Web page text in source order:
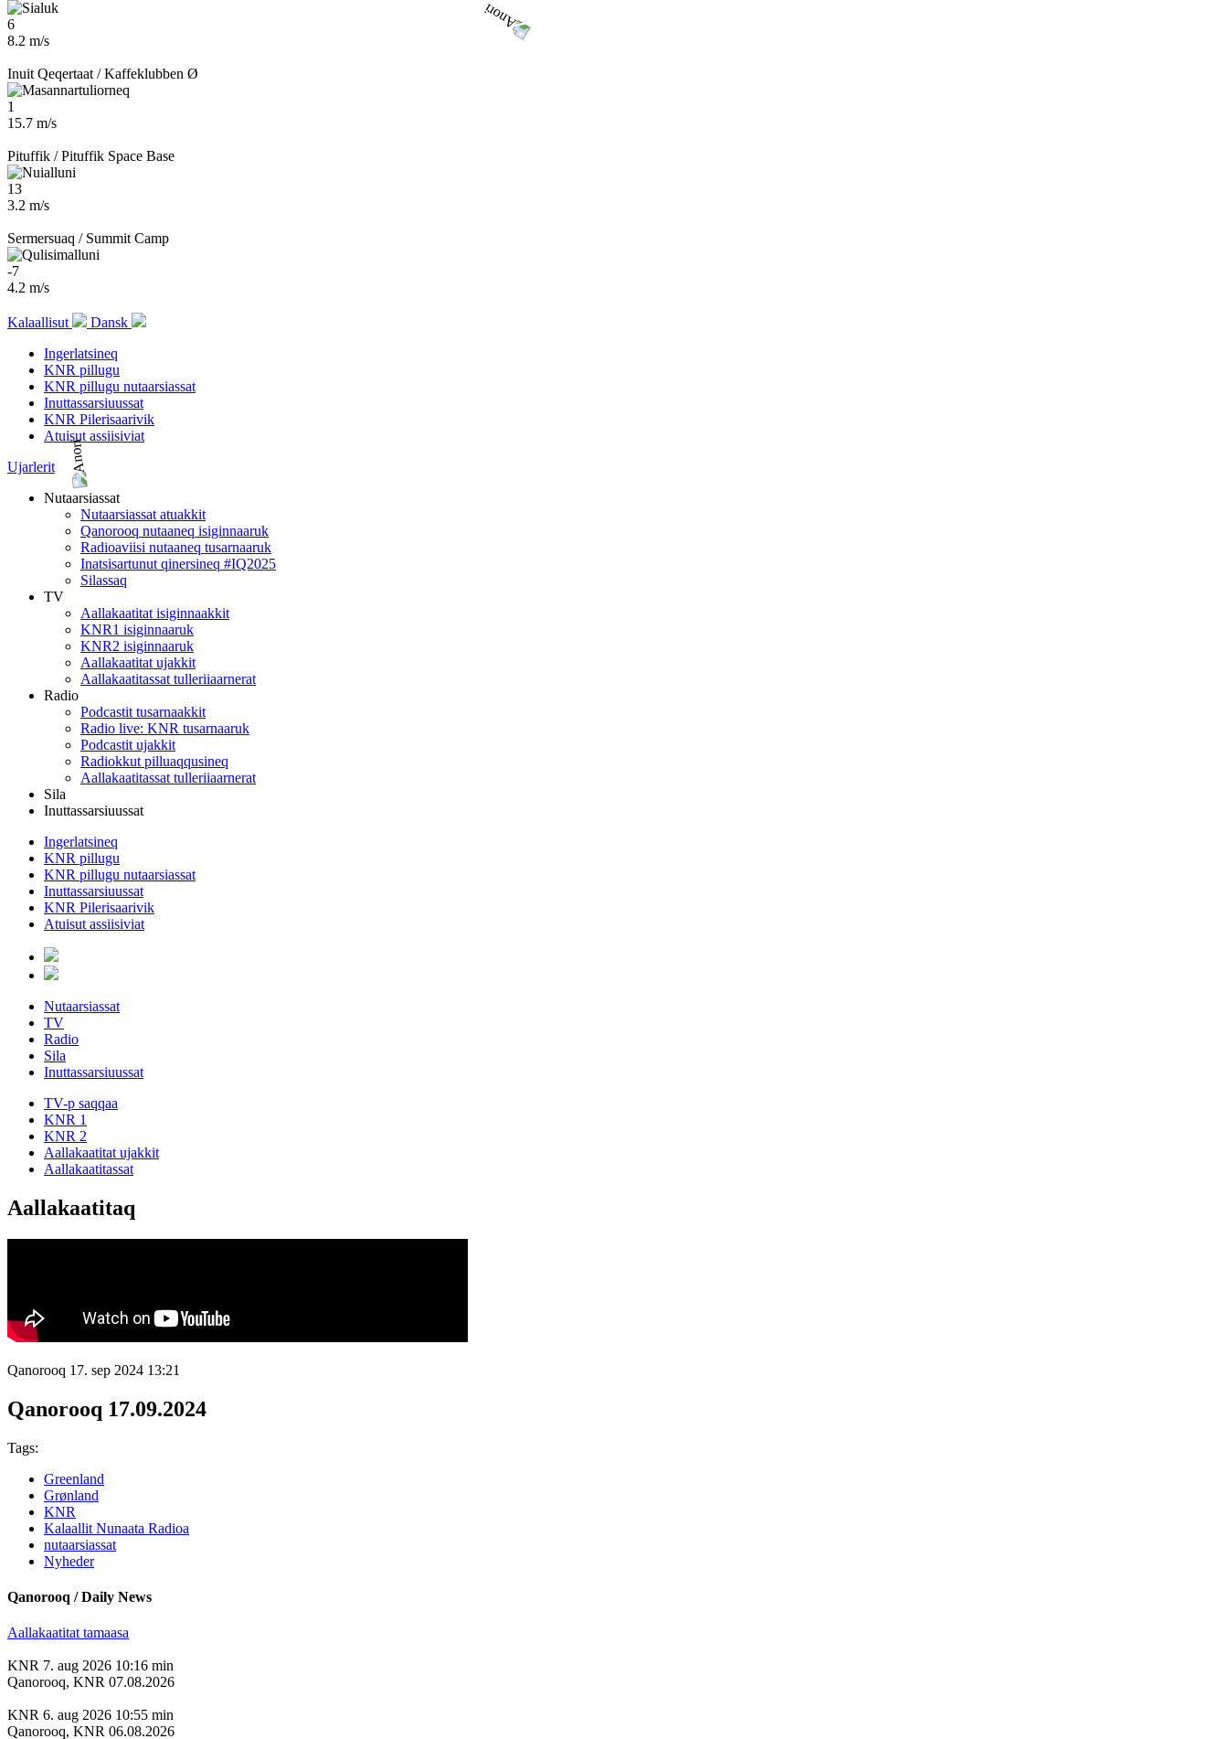
6
8.2 m/s
Inuit Qeqertaat / Kaffeklubben Ø
1
15.7 m/s
Pituffik / Pituffik Space Base
13
3.2 m/s
Sermersuaq / Summit Camp
-7
4.2 m/s
Kalaallisut
Dansk
Ingerlatsineq
KNR pillugu
KNR pillugu nutaarsiassat
Inuttassarsiuussat
KNR Pilerisaarivik
Atuisut assiisiviat
Ujarlerit
Nutaarsiassat
Nutaarsiassat atuakkit
Qanorooq nutaaneq isiginnaaruk
Radioaviisi nutaaneq tusarnaaruk
Inatsisartunut qinersineq #IQ2025
Silassaq
TV
Aallakaatitat isiginnaakkit
KNR1 isiginnaaruk
KNR2 isiginnaaruk
Aallakaatitat ujakkit
Aallakaatitassat tulleriiaarnerat
Radio
Podcastit tusarnaakkit
Radio live: KNR tusarnaaruk
Podcastit ujakkit
Radiokkut pilluaqqusineq
Aallakaatitassat tulleriiaarnerat
Sila
Inuttassarsiuussat
Ingerlatsineq
KNR pillugu
KNR pillugu nutaarsiassat
Inuttassarsiuussat
KNR Pilerisaarivik
Atuisut assiisiviat
Nutaarsiassat
TV
Radio
Sila
Inuttassarsiuussat
TV-p saqqaa
KNR 1
KNR 2
Aallakaatitat ujakkit
Aallakaatitassat
Aallakaatitaq
Qanorooq 17. sep 2024 13:21
Qanorooq 17.09.2024
Tags:
Greenland
Grønland
KNR
Kalaallit Nunaata Radioa
nutaarsiassat
Nyheder
Qanorooq / Daily News
Aallakaatitat tamaasa
KNR 7. aug 2026 10:16 min
Qanorooq, KNR 07.08.2026
KNR 6. aug 2026 10:55 min
Qanorooq, KNR 06.08.2026